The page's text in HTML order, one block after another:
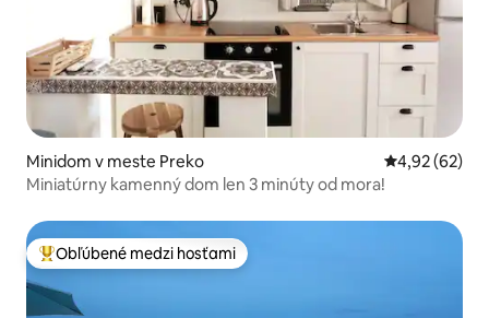
Minidom v meste Preko Priemerné
4,92 (62)
Miniatúrny kamenný dom len 3 minúty od mora!
Najobľúbenejšie medzi hosťami
Obľúbené medzi hosťami